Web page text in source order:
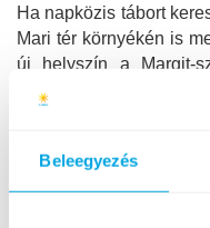
Beleegyezés
Ha napközis tábort
Mari tér környékén is
új helyszín a Margit-
ugyanazzal a bevált
amely a Gellért téri
tanulás, támogató
mindez egy könnyen